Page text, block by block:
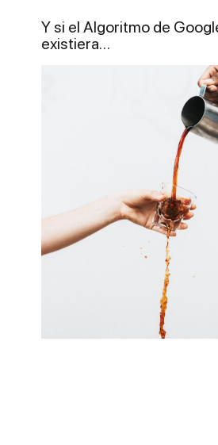
Y si el Algoritmo de
existiera…